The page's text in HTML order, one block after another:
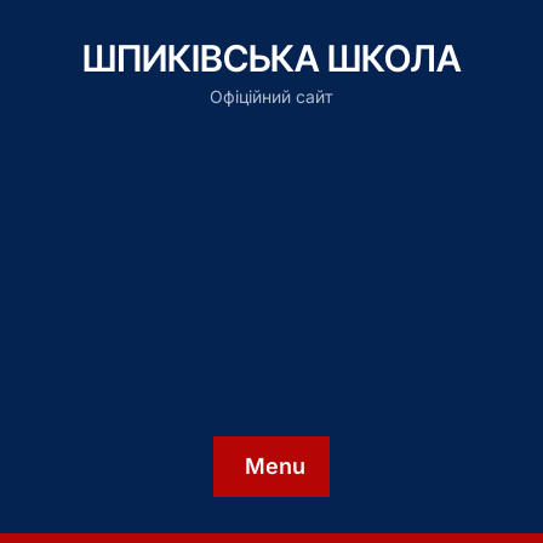
ШПИКІВСЬКА ШКОЛА
Офіційний сайт
Menu